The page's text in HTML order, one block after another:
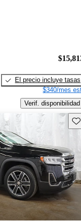
El precio incluye tasas
$340/mes
Verif. disponibilidad